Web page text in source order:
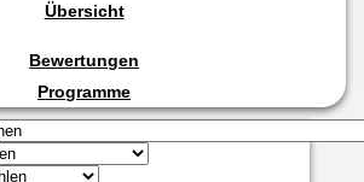
Übersicht
Bewertungen
Programme